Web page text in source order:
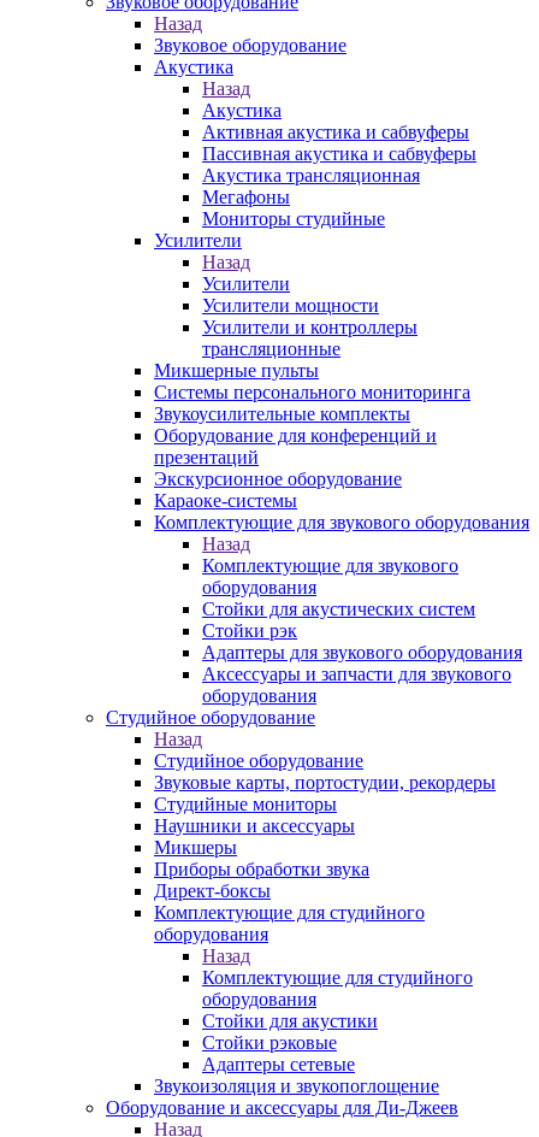
Назад
Звуковое оборудование
Акустика
Назад
Акустика
Активная акустика и сабвуферы
Пассивная акустика и сабвуферы
Акустика трансляционная
Мегафоны
Мониторы студийные
Усилители
Назад
Усилители
Усилители мощности
Усилители и контроллеры
трансляционные
Микшерные пульты
Системы персонального мониторинга
Звукоусилительные комплекты
Оборудование для конференций и
презентаций
Экскурсионное оборудование
Караоке-системы
Комплектующие для звукового оборудования
Назад
Комплектующие для звукового
оборудования
Стойки для акустических систем
Стойки рэк
Адаптеры для звукового оборудования
Аксессуары и запчасти для звукового
оборудования
Студийное оборудование
Назад
Студийное оборудование
Звуковые карты, портостудии, рекордеры
Студийные мониторы
Наушники и аксессуары
Микшеры
Приборы обработки звука
Директ-боксы
Комплектующие для студийного
оборудования
Назад
Комплектующие для студийного
оборудования
Стойки для акустики
Стойки рэковые
Адаптеры сетевые
Звукоизоляция и звукопоглощение
Оборудование и аксессуары для Ди-Джеев
Назад